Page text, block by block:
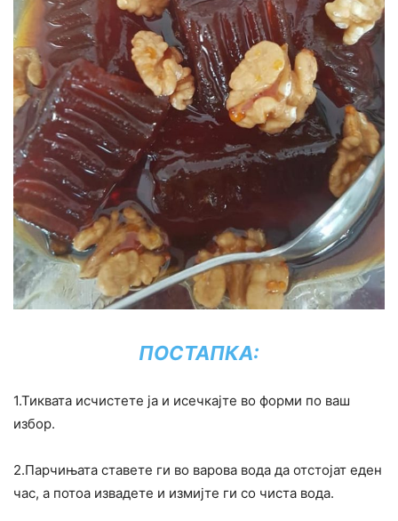
ПОСТАПКА:
1.Тиквата исчистете ја и исечкајте во форми по ваш
избор.
2.Парчињата ставете ги во варова вода да отстојат еден
час, а потоа извадете и измијте ги со чиста вода.